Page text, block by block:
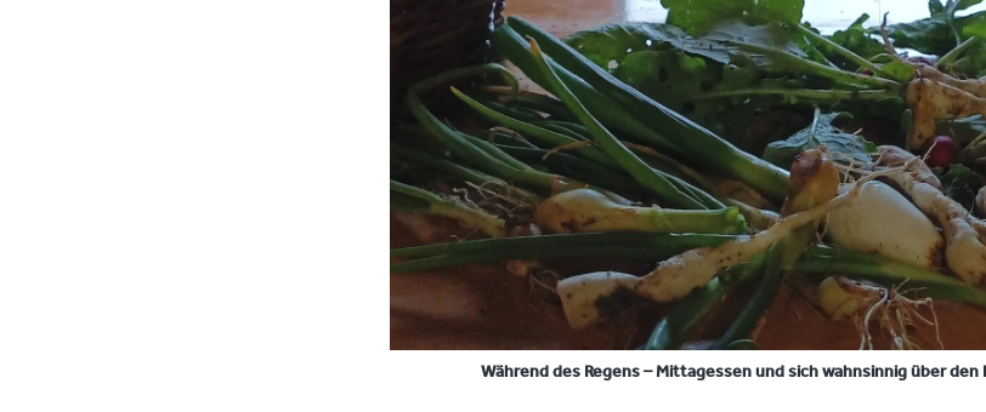
Während des Regens – Mittagessen und sich wahnsinnig über